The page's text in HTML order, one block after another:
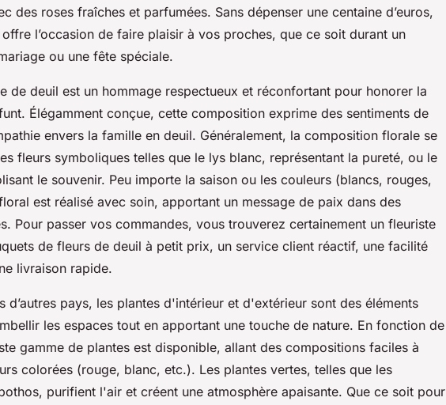
des roses fraîches et parfumées. Sans dépenser une centaine d’euros,
l’occasion de faire plaisir à vos proches, que ce soit durant un
ou une fête spéciale.
de deuil est un hommage respectueux et réconfortant pour honorer la
Élégamment conçue, cette composition exprime des sentiments de
envers la famille en deuil. Généralement, la composition florale se
fleurs symboliques telles que le lys blanc, représentant la pureté, ou le
le souvenir. Peu importe la saison ou les couleurs (blancs, rouges,
est réalisé avec soin, apportant un message de paix dans des
Pour passer vos commandes, vous trouverez certainement un fleuriste
de fleurs de deuil à petit prix, un service client réactif, une facilité
livraison rapide.
d’autres pays, les plantes d'intérieur et d'extérieur sont des éléments
les espaces tout en apportant une touche de nature. En fonction de
gamme de plantes est disponible, allant des compositions faciles à
colorées (rouge, blanc, etc.). Les plantes vertes, telles que les
purifient l'air et créent une atmosphère apaisante. Que ce soit pour